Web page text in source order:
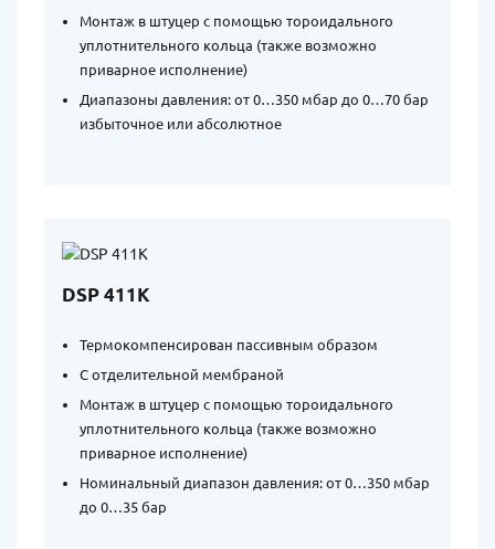
Монтаж в штуцер с помощью тороидального
уплотнительного кольца (также возможно
приварное исполнение)
Диапазоны давления: от 0…350 мбар до 0…70 бар
избыточное или абсолютное
DSP 411K
Термокомпенсирован пассивным образом
С отделительной мембраной
Монтаж в штуцер с помощью тороидального
уплотнительного кольца (также возможно
приварное исполнение)
Номинальный диапазон давления: от 0…350 мбар
до 0…35 бар